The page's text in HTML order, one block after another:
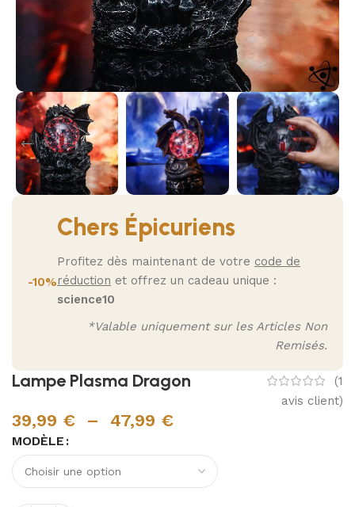
Lampe Plasma Dragon (1
avis client)
39,99 € – 47,99 €
-10%
Chers Épicuriens
Profitez dès maintenant de votre code de
réduction et offrez un cadeau unique :
science10
*Valable uniquement sur les Articles Non
Remisés.
MODÈLE